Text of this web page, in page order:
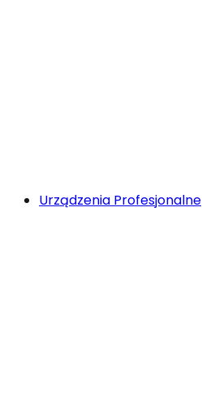
Urządzenia Profesjonalne